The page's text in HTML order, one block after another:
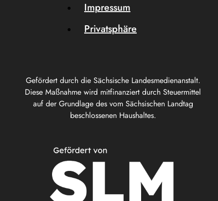
Gefördert durch die Sächsische Landesmedienanstalt.
Diese Maßnahme wird mitfinanziert durch Steuermittel
auf der Grundlage des vom Sächsischen Landtag
beschlossenen Haushaltes.
Impressum
Privatsphäre